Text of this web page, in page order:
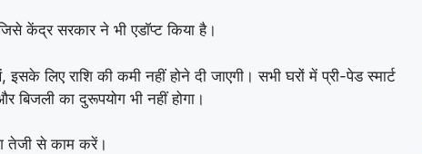
केंद्र सरकार ने भी एडाॅप्ट किया है।
लिए राशि की कमी नहीं होने दी जाएगी। सभी घरों में प्री-पेड स्मार्ट
बिजली का दुरूपयोग भी नहीं होगा।
तेजी से काम करें।